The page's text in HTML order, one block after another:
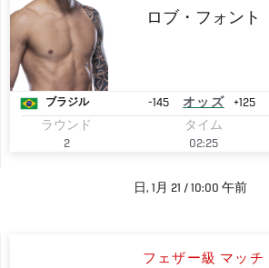
ロブ・フォント
ブラジル -145 オッズ +125
ラウンド
2
タイム
02:25
日, 1月 21 / 10:00 午前
フェザー級 マッチ